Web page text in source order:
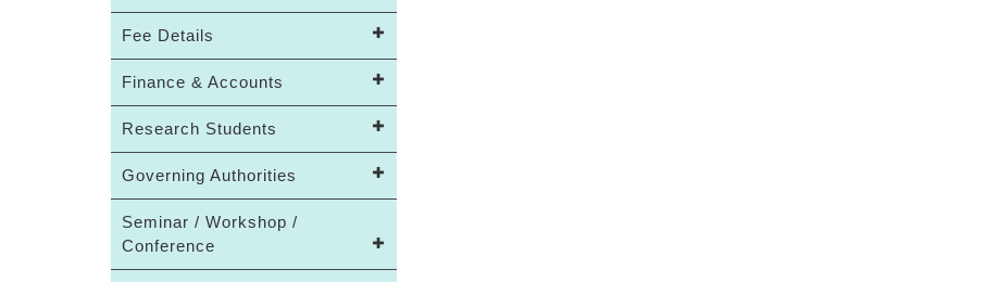
Fee Details
Finance & Accounts
Research Students
Governing Authorities
Seminar / Workshop /
Conference